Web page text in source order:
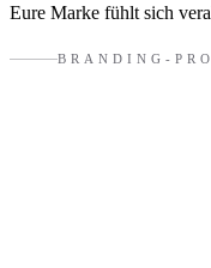
Eure Marke fühlt sich
BRANDING-